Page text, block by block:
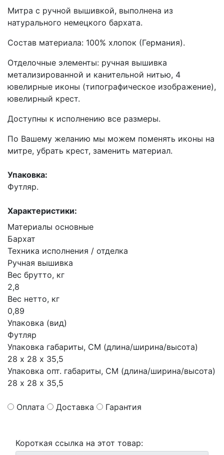
Митра с ручной вышивкой, выполнена из
натурального немецкого бархата.
Состав материала: 100% хлопок (Германия).
Отделочные элементы: ручная вышивка
метализированной и канительной нитью, 4
ювелирные иконы (типографическое изображение),
ювелирный крест.
Доступны к исполнению все размеры.
По Вашему желанию мы можем поменять иконы на
митре, убрать крест, заменить материал.
Упаковка:
Футляр.
Характеристики:
Материалы основные
Бархат
Техника исполнения / отделка
Ручная вышивка
Вес брутто, кг
2,8
Вес нетто, кг
0,89
Упаковка (вид)
Футляр
Упаковка габариты, СМ (длина/ширина/высота)
28 х 28 х 35,5
Упаковка опт. габариты, СМ (длина/ширина/высота)
28 х 28 х 35,5
Оплата Доставка Гарантия
Короткая ссылка на этот товар: